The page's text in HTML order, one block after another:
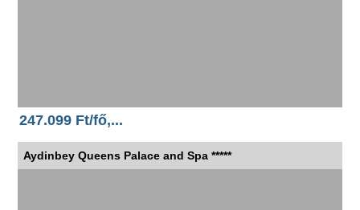
247.099 Ft/fő,...
Aydinbey Queens Palace and Spa *****